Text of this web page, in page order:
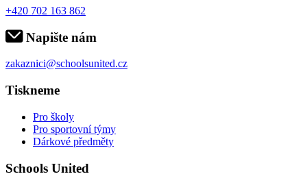
+420 702 163 862
Napište nám
zakaznici@schoolsunited.cz
Tiskneme
Pro školy
Pro sportovní týmy
Dárkové předměty
Schools United